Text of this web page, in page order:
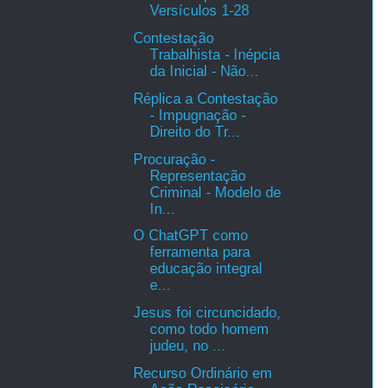
Versículos 1-28
Contestação
Trabalhista - Inépcia
da Inicial - Não...
Réplica a Contestação
- Impugnação -
Direito do Tr...
Procuração -
Representação
Criminal - Modelo de
In...
O ChatGPT como
ferramenta para
educação integral
e...
Jesus foi circuncidado,
como todo homem
judeu, no ...
Recurso Ordinário em